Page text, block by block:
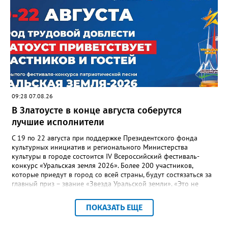
“перемерзания” общей домовой тепловой сети
многоквартирного дома, отсутствовало взаимодействие с
ресурсоснабжающей организацией, ЕДДС и иными службами»,
— сообщила начальник Главного управления ГЖИ Ирина
Настенко. В следующий раз, рекомендовали в
Госжилинспекции, службы должны действовать слаженно. И
оперативно делиться информацией со всеми
заинтересованными – от поставщика тепла до конечных
потребителей.
09:28 07.08.26
В Златоусте в конце августа соберутся
лучшие исполнители
С 19 по 22 августа при поддержке Президентского фонда
культурных инициатив и регионального Министерства
культуры в городе состоится IV Всероссийский фестиваль-
конкурс «Уральская земля 2026». Более 200 участников,
которые приедут в город со всей страны, будут состязаться за
главный приз – звание «Звезда Уральской земли». «Это не
прослушивания участников, мастер-классы от ведущих
наставников, выступления победителей прошлых лет и
ПОКАЗАТЬ ЕЩЕ